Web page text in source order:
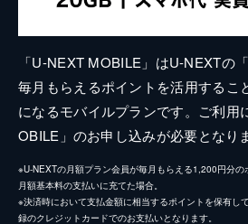
「U-NEXT MOBILE」はU-NEXTの
毎月もらえるポイントを活用するこ
になるモバイルプランです。ご利用
OBILE」のお申し込みが必要となり
※U-NEXTの月額プラン会員が毎月もらえる1,200円分
月額基本料の支払いに充てた場合。
※決済時において支払金額に相当するポイントを保有し
録のクレジットカードでのお支払いとなります。